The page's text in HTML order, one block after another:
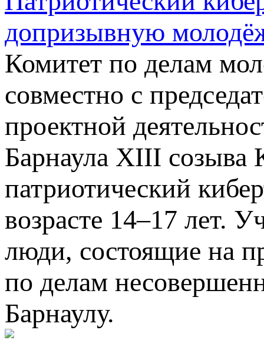
допризывную
Комитет по делам
совместно с
проектной
Барнаула XIII созыва
патриотический
возрасте 14–17 лет.
люди, состоящие на
по делам
Барнаулу.